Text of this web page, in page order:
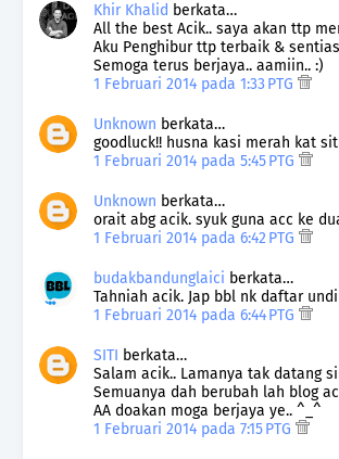
Khir Khalid berkata…
All the best Acik.. saya akan ttp
Aku Penghibur ttp terbaik &
Semoga terus berjaya.. aamiin.. :)
1 Februari 2014 pada 1:33 PTG
Unknown berkata…
goodluck!! husna kasi merah kat
1 Februari 2014 pada 5:45 PTG
Unknown berkata…
orait abg acik. syuk guna acc ke
1 Februari 2014 pada 6:42 PTG
budakbandunglaici berkata…
Tahniah acik. Jap bbl nk daftar undi
1 Februari 2014 pada 6:44 PTG
SITI berkata…
Salam acik.. Lamanya tak datang
Semuanya dah berubah lah blog
AA doakan moga berjaya ye.. ^_^
1 Februari 2014 pada 7:15 PTG